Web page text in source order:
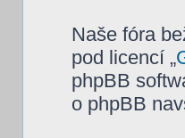
Naše fóra
pod licencí „
phpBB
o phpBB